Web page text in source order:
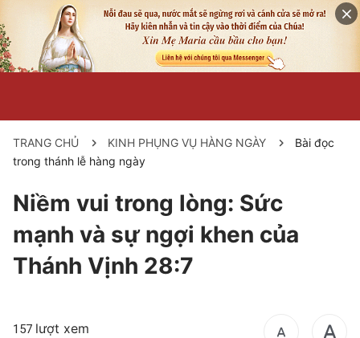
TRANG CHỦ KINH PHỤNG VỤ HÀNG NGÀY
Bài đọc
trong thánh lễ hàng ngày
Niềm vui trong lòng: Sức
mạnh và sự ngợi khen của
Thánh Vịnh 28:7
157 lượt xem